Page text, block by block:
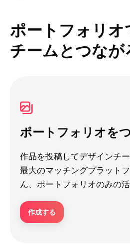
ポートフォリオ
チームとつなが
ポートフォリオを
作品を投稿してデザインチ
最大のマッチングプラット
ん、ポートフォリオのみの活
作成する